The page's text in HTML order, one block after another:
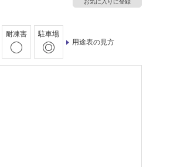
お気に入りに登録
耐凍害
駐車場
用途表の見方